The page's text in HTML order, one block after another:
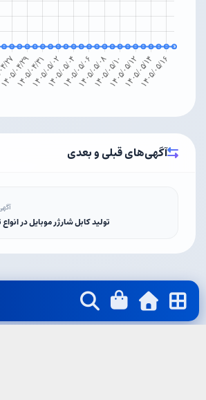
آگهی‌های قبلی و بعدی
تولید کابل شارژر موبایل در انواع